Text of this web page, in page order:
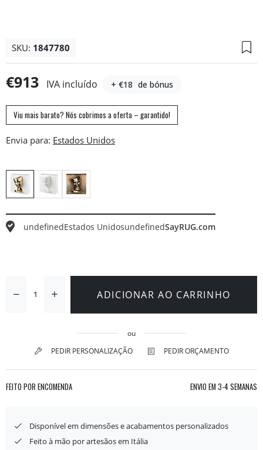
SKU: 1847780
€913 IVA incluído + €18 de bónus
Viu mais barato? Nós cobrimos a oferta – garantido!
Envia para:
undefinedEstados UnidosundefinedSayRUG.com
ADICIONAR AO CARRINHO
ou
PEDIR PERSONALIZAÇÃO
PEDIR ORÇAMENTO
FEITO POR ENCOMENDA ENVIO EM 3-4 SEMANAS
Disponível em dimensões e acabamentos personalizados
Feito à mão por artesãos em Itália